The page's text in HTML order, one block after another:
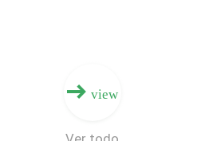
Productos
Sobre nosotros
view